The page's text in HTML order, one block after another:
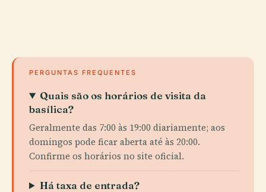
PERGUNTAS FREQUENTES
Quais são os horários de visita da
basílica?
Geralmente das 7:00 às 19:00 diariamente; aos
domingos pode ficar aberta até às 20:00.
Confirme os horários no site oficial.
Há taxa de entrada?